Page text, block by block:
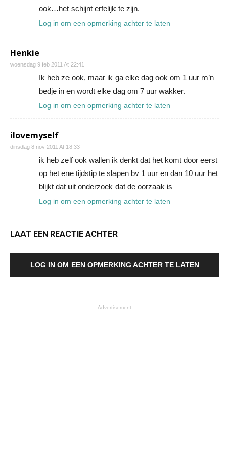
ook…het schijnt erfelijk te zijn.
Log in om een opmerking achter te laten
Henkie
woensdag 9 feb 2011 At 22:41
Ik heb ze ook, maar ik ga elke dag ook om 1 uur m’n
bedje in en wordt elke dag om 7 uur wakker.
Log in om een opmerking achter te laten
ilovemyself
dinsdag 8 nov 2011 At 18:33
ik heb zelf ook wallen ik denkt dat het komt door eerst
op het ene tijdstip te slapen bv 1 uur en dan 10 uur het
blijkt dat uit onderzoek dat de oorzaak is
Log in om een opmerking achter te laten
LAAT EEN REACTIE ACHTER
LOG IN OM EEN OPMERKING ACHTER TE LATEN
- Advertisement -